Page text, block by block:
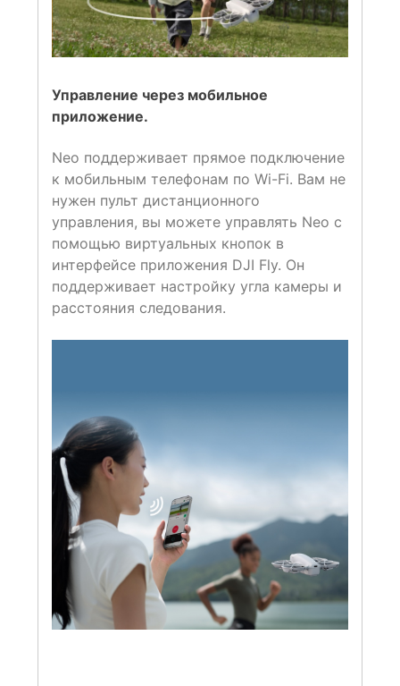
Управление через мобильное
приложение.
Neo поддерживает прямое подключение
к мобильным телефонам по Wi-Fi. Вам не
нужен пульт дистанционного
управления, вы можете управлять Neo с
помощью виртуальных кнопок в
интерфейсе приложения DJI Fly. Он
поддерживает настройку угла камеры и
расстояния следования.